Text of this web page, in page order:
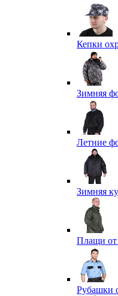
Кепки
Зимняя
Летние
Зимняя
Плащи от
Рубашки